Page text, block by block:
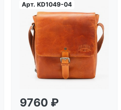
Арт. KD1049-04
Загрузка...
9760 ₽